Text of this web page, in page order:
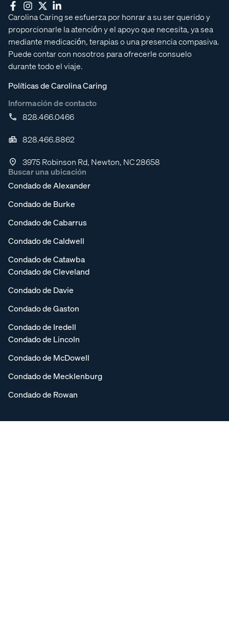
Carolina Caring se esfuerza por honrar a su ser querido y
proporcionarle la atención y el apoyo que necesita, ya sea
mediante medicación, terapias o una presencia compasiva.
Puede contar con nosotros para ofrecerle consuelo
durante todo el viaje.
Políticas de Carolina Caring
Información de contacto
828.466.0466
828.466.8862
3975 Robinson Rd, Newton, NC 28658
Buscar una ubicación
Condado de Alexander
Condado de Burke
Condado de Cabarrus
Condado de Caldwell
Condado de Catawba
Condado de Cleveland
Condado de Davie
Condado de Gaston
Condado de Iredell
Condado de Lincoln
Condado de McDowell
Condado de Mecklenburg
Condado de Rowan